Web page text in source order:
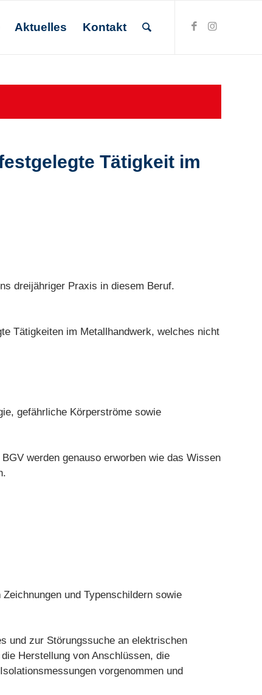
Aktuelles Kontakt
Tätigkeit im
dreijähriger Praxis in diesem Beruf.
Tätigkeiten im Metallhandwerk, welches nicht
gefährliche Körperströme sowie
werden genauso erworben wie das Wissen
und Typenschildern sowie
und zur Störungssuche an elektrischen
Herstellung von Anschlüssen, die
vorgenommen und